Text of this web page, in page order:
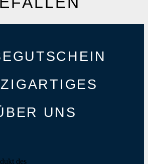
UNS
des